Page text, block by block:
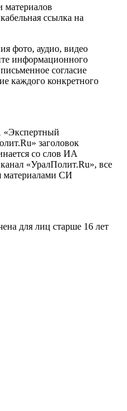
материалов
ссылка на
фото, аудио, видео
информационного
согласие
каждого конкретного
«Экспертный
заголовок
со слов ИА
«УралПолит.Ru», все
материалами СИ
для лиц старше 16 лет